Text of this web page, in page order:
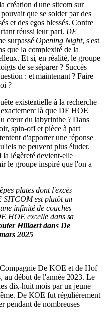
création d'une sitcom sur
que se solder par des
et des egos blessés. Contre
réussi leur pari. DE
surpassé Opening Night, s'est
que la complexité de la
Et si, en réalité, le groupe
de se séparer ? Succès
: et maintenant ? Faire
?
existentielle à la recherche
là que DE HOE
cœur du labyrinthe ? Dans
spin-off et pièce à part
d'apporter une réponse
ne peuvent plus éluder.
légèreté devient-elle
le groupe inspiré que l'on a
plates dont l'excès
SITCOM est plutôt un
infinité de couches
HOE excelle dans sa
Hillaert dans De
2025
De KOE et de Hof
au début de l'année 2023. Le
dix-huit mois par un jeune
De KOE fut régulièrement
pendant de nombreuses